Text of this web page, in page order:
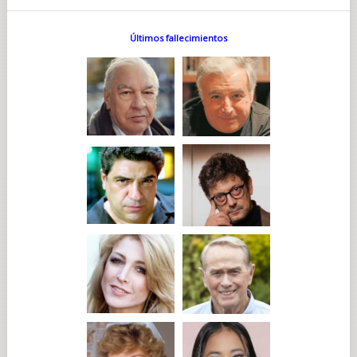
Después, Denis vino a doblar en posproducción todas las
interpretación. Cada uno se acercó al otro en ese proceso.
Grégoire Chauvot realizaron un trabajo extremadamente
minucioso, a la antigua usanza: sílaba por sílaba, respiración
por respiración, respetando incluso los pequeños ruidos de
boca que nadie percibe. El trabajo de mezcla de Laure Arto
terminó de completar el proceso. Es una película en la que el
trabajo del sonido es fundamental. Por eso, en los créditos
finales, el equipo de sonido aparece antes que el equipo de
El tono de la llamada del teléfono de Pierre marca el ritmo de
la película. ¿Por qué la canción Le Freak de Chic?...
En realidad, esa no era la melodía que quería al principio.
Soñaba con Stayin' Alive de Bee Gees, porque tenía más
sentido. Seguir vivo es la verdadera cuestión para Chozène,
que tiene algo “muerto” en su interior y que Baptiste va a
despertar. Además, es la música que se usa para marcar el
ritmo en un masaje cardíaco. Pero los derechos eran
demasiado caros. Así que terminamos eligiendo otra canción
que nos parecía divertida y un poco inesperada en relación
con el personaje.
¿Por qué elegir la canción Moonlight in Vermont para el final
Últimos fallecimientos